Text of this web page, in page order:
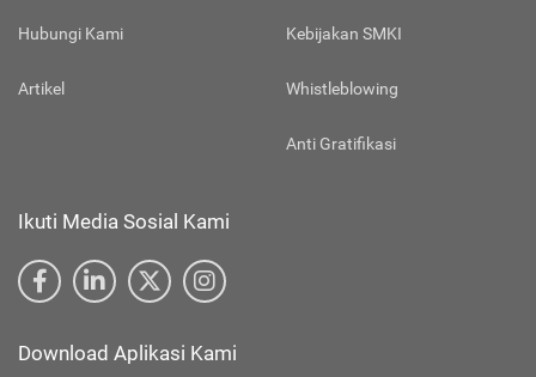
Hubungi Kami
Artikel
Kebijakan SMKI
Whistleblowing
Anti Gratifikasi
Ikuti Media Sosial Kami
Download Aplikasi Kami